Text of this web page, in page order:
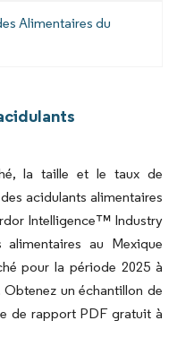
Alimentaires du
la taille et le taux de
acidulants alimentaires
Intelligence™ Industry
alimentaires au Mexique
pour la période 2025 à
un échantillon de
de rapport PDF gratuit à